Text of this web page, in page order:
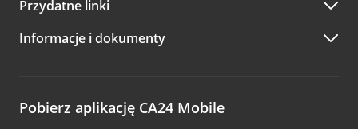
Przydatne linki
Informacje i dokumenty
Pobierz aplikację CA24 Mobile